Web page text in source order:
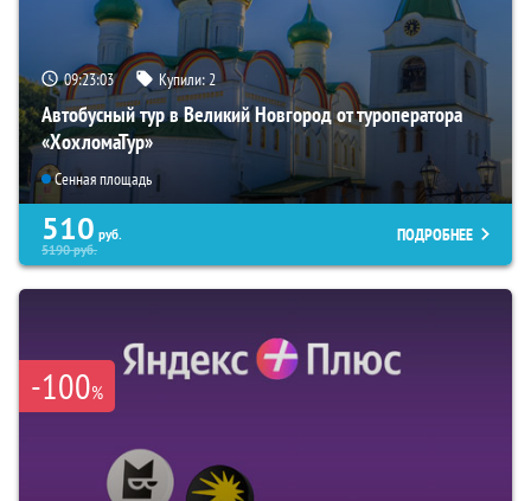
09:23:02 Купили:2
Автобусный тур в Великий Новгород от туроператора
«ХохломаТур»
Сенная площадь
510 руб.
5190руб.
ПОДРОБНЕЕ
-100%